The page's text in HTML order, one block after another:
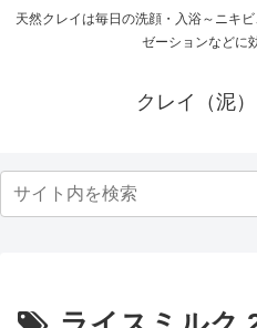
天然クレイは毎日の洗顔・入浴～ニキ
ゼーションなどに
クレイ（泥